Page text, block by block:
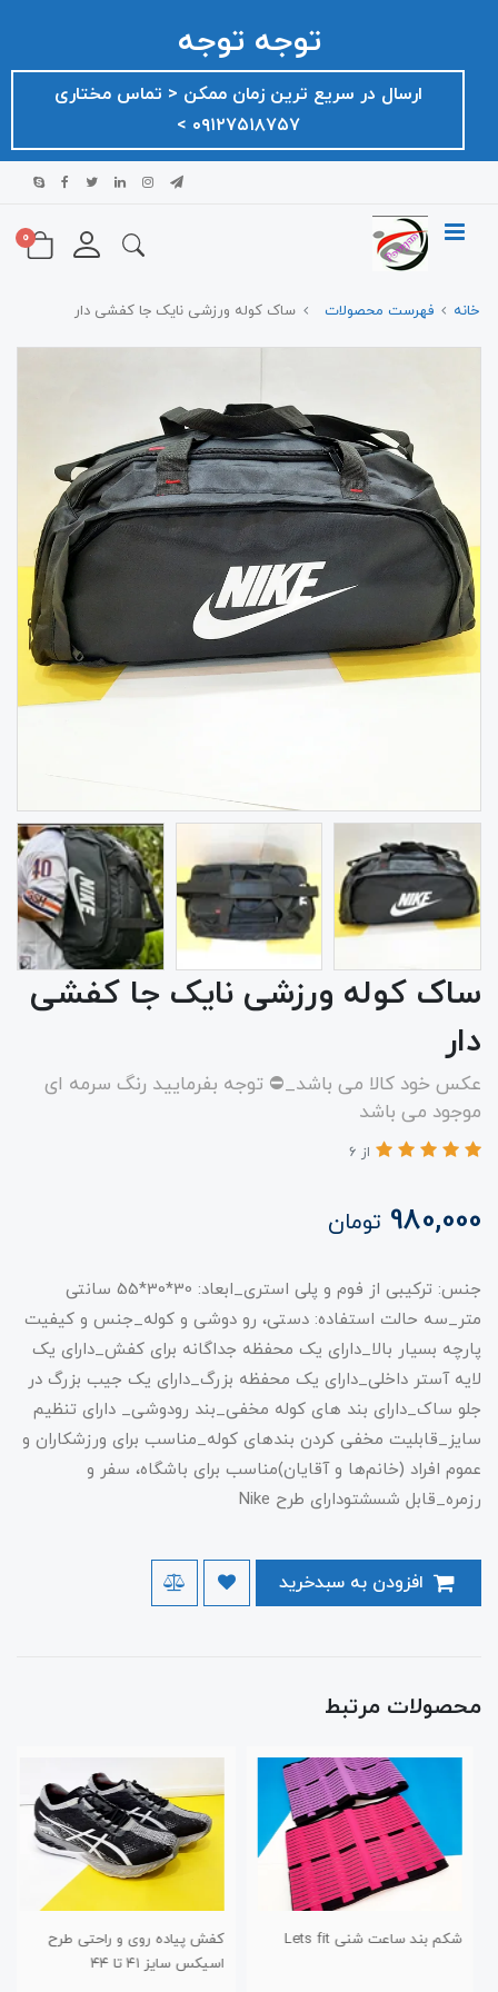
توجه توجه
ارسال در سریع ترین زمان ممکن ‌< تماس مختاری
۰۹۱۲۷۵۱۸۷۵۷ >
0
خانه فهرست محصولات ساک کوله ورزشی نایک جا کفشی دار
ساک کوله ورزشی نایک جا کفشی
دار
عکس خود کالا می باشد_⛔️ توجه بفرمایید رنگ سرمه ای
موجود می باشد
از 6
980,000 تومان
جنس: ترکیبی از فوم و پلی استری_ابعاد: 30*30*55 سانتی
متر_سه حالت استفاده: دستی، رو دوشی و کوله_جنس و کیفیت
پارچه بسیار بالا_دارای یک محفظه جداگانه برای کفش_دارای یک
لایه آستر داخلی_دارای یک محفظه بزرگ_دارای یک جیب بزرگ در
جلو ساک_دارای بند های کوله مخفی_بند رودوشی_ دارای تنظیم
سایز_قابلیت مخفی کردن بندهای کوله_مناسب برای ورزشکاران و
عموم افراد (خانم‌ها و آقایان)مناسب برای باشگاه، سفر و
رزمره_قابل شسشتودارای طرح Nike
محصولات مرتبط
شکم بند ساعت شنی Lets fit
کفش پیاده روی و راحتی طرح
اسیکس سایز ۴۱ تا ۴۴